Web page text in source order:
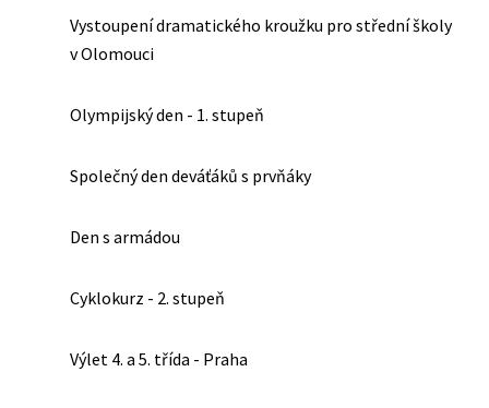
Vystoupení dramatického kroužku pro střední školy
v Olomouci
Olympijský den - 1. stupeň
Společný den deváťáků s prvňáky
Den s armádou
Cyklokurz - 2. stupeň
Výlet 4. a 5. třída - Praha